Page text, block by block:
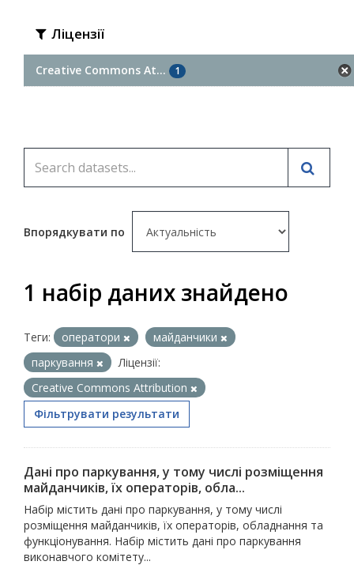
Ліцензії
Creative Commons At... 1
Впорядкувати по
1 набір даних знайдено
Теги: оператори
майданчики
паркування
Ліцензії:
Creative Commons Attribution
Фільтрувати результати
Дані про паркування, у тому числі розміщення
майданчиків, їх операторів, обла...
Набір містить дані про паркування, у тому числі
розміщення майданчиків, їх операторів, обладнання та
функціонування. Набір містить дані про паркування
виконавчого комітету...